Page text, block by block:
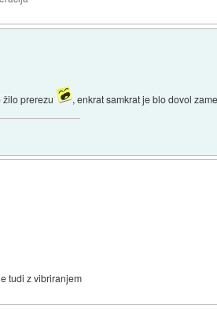
žilo prerezu , enkrat samkrat je blo dovol zame
tudi z vibriranjem